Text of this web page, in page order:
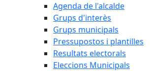
Agenda de l'alcalde
Grups d'interès
Grups municipals
Pressupostos i plantilles
Resultats electorals
Eleccions Municipals